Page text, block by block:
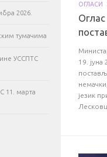
ОГЛАСИ
19. јуна
језик
2026.
тумачима
УССПТС
11. марта